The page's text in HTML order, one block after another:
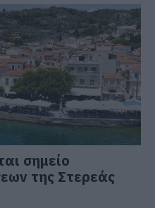
σημείο
της Στερεάς